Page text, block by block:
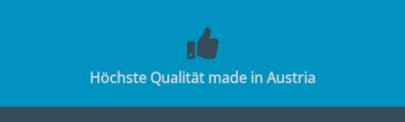
Höchste Qualität made in Austria